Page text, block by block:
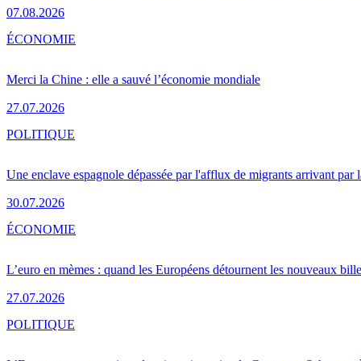
07.08.2026
Merci la Chine : elle a sauvé l’économie mondiale
27.07.2026
ÉCONOMIE
Une enclave espagnole dépassée par l'afflux de migrants arrivant par
30.07.2026
POLITIQUE
L’euro en mèmes : quand les Européens détournent les nouveaux
27.07.2026
ÉCONOMIE
POLITIQUE